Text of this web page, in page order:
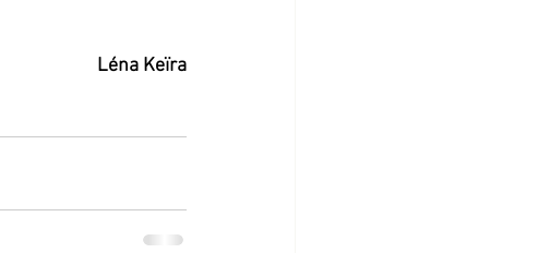
Léna Keïra